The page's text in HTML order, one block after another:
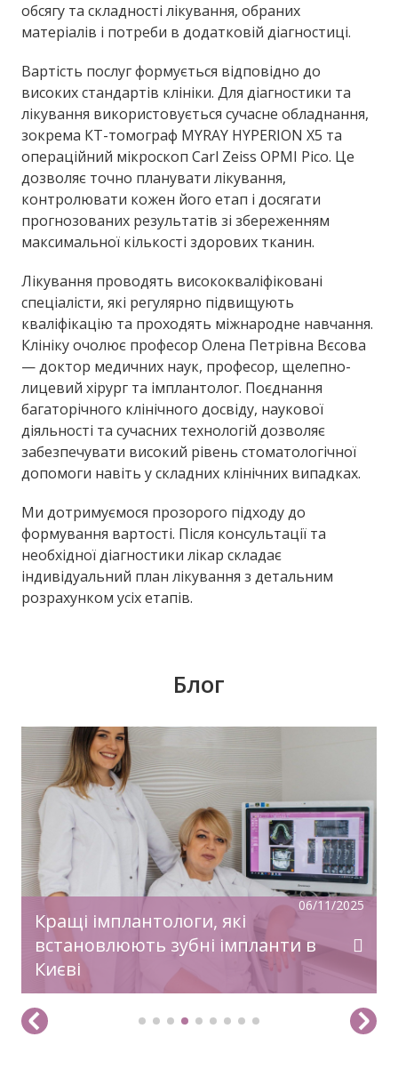
обсягу та складності лікування, обраних
матеріалів і потреби в додатковій діагностиці.
Вартість послуг формується відповідно до
високих стандартів клініки. Для діагностики та
лікування використовується сучасне обладнання,
зокрема КТ-томограф MYRAY HYPERION X5 та
операційний мікроскоп Carl Zeiss OPMI Pico. Це
дозволяє точно планувати лікування,
контролювати кожен його етап і досягати
прогнозованих результатів зі збереженням
максимальної кількості здорових тканин.
Лікування проводять висококваліфіковані
спеціалісти, які регулярно підвищують
кваліфікацію та проходять міжнародне навчання.
Клініку очолює професор Олена Петрівна Вєсова
— доктор медичних наук, професор, щелепно-
лицевий хірург та імплантолог. Поєднання
багаторічного клінічного досвіду, наукової
діяльності та сучасних технологій дозволяє
забезпечувати високий рівень стоматологічної
допомоги навіть у складних клінічних випадках.
Ми дотримуємося прозорого підходу до
формування вартості. Після консультації та
необхідної діагностики лікар складає
індивідуальний план лікування з детальним
розрахунком усіх етапів.
Блог
06/11/2025
Кращі імплантологи, які
встановлюють зубні імпланти в
Києві
У передноворічній метушні, коли купуються
подарунки, прикрашаються оселі, бажаємо
святкового настрою, гармонії, радості!
Нехай прийдешній рік дарує дива й
здійснення заповітного!З Новим Роком!